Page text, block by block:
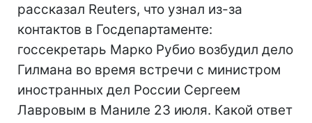
рассказал Reuters, что узнал из-за
контактов в Госдепартаменте:
госсекретарь Марко Рубио возбудил дело
Гилмана во время встречи с министром
иностранных дел России Сергеем
Лавровым в Маниле 23 июля. Какой ответ